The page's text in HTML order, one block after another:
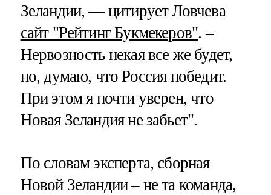
Зеландии, — цитирует Ловчева
сайт "Рейтинг Букмекеров". –
Нервозность некая все же будет,
но, думаю, что Россия победит.
При этом я почти уверен, что
Новая Зеландия не забьет".
По словам эксперта, сборная
Новой Зеландии – не та команда,